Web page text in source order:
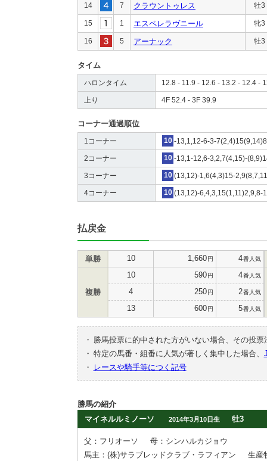
14 7 クラウントゥレス 牡3
15 1 エスペレラヴニール 牝3
16 5 アーナック 牡3
タイム
ハロンタイム 12.8 - 11.9 - 12.6 - 13.2 - 12.4 -
上り 4F 52.4 - 3F 39.9
コーナー通過順位
1コーナー 10 -13,1,12-6-3-
2コーナー 10 -13,1-12,6-3,2,7(4,15)-
3コーナー 10 (13,12)-1,6(4,3)15-
4コーナー 10 (13,12)-6,4,3,15(1,11)2,9,8-
払戻金
単勝 10 1,660円 4番人気
複勝
10 590円 4番人気
4 250円 2番人気
13 600円 5番人気
・
勝馬投票に的中された方がいない場合、その投
・ 特定の馬番・組番に人気が著しく集中した場合、
・
レースや騎手等につく記号
勝馬の紹介
マイネルルミノーソ
2014年3月10日生 牡3
父：フリオーソ
母：シンハルカジョウ
馬主：(株)サラブレッドクラブ・ラフィアン
生産